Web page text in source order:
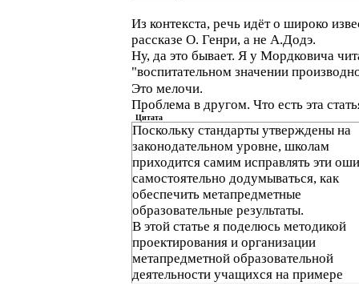
Из контекста, речь идёт о широко
рассказе О. Генри, а не А.Додэ.
Ну, да это бывает. Я у Мордковича
"воспитательном значении
Это мелочи.
Проблема в другом. Что есть эта
Цитата
Поскольку стандарты утверждены на
законодательном уровне, школам
приходится самим исправлять эти
самостоятельно додумываться, как
обеспечить метапредметные
образовательные результаты.
В этой статье я поделюсь методикой
проектирования и организации
метапредметной образовательной
деятельности учащихся на примере